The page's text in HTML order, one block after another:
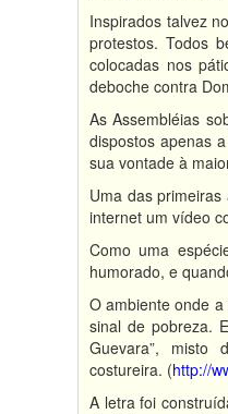
Inspirados talvez
protestos. Todos
colocadas nos
deboche contra
As Assembléias
dispostos apenas
sua vontade à
Uma das
internet um vídeo
Como uma
humorado, e
O ambiente onde
sinal de pobreza.
Guevara”,
costureira. (http://
A letra foi